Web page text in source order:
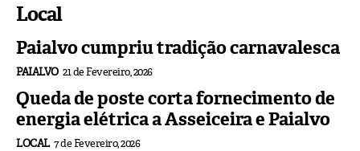
Local
Paialvo cumpriu tradição carnavalesca
PAIALVO 21 de Fevereiro, 2026
Queda de poste corta fornecimento de
energia elétrica a Asseiceira e Paialvo
LOCAL 7 de Fevereiro, 2026